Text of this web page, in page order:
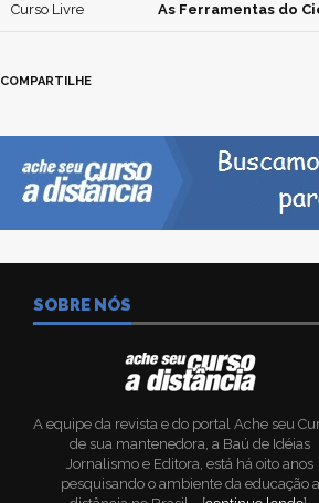
Curso Livre As Ferramentas do
COMPARTILHE
SOBRE NÓS
A equipe da revista e do portal Ache seu
de sua mantenedora, a Baú de Idéias
Jornalismo e Editora, está há oito anos
pesquisando o ambiente da educação a